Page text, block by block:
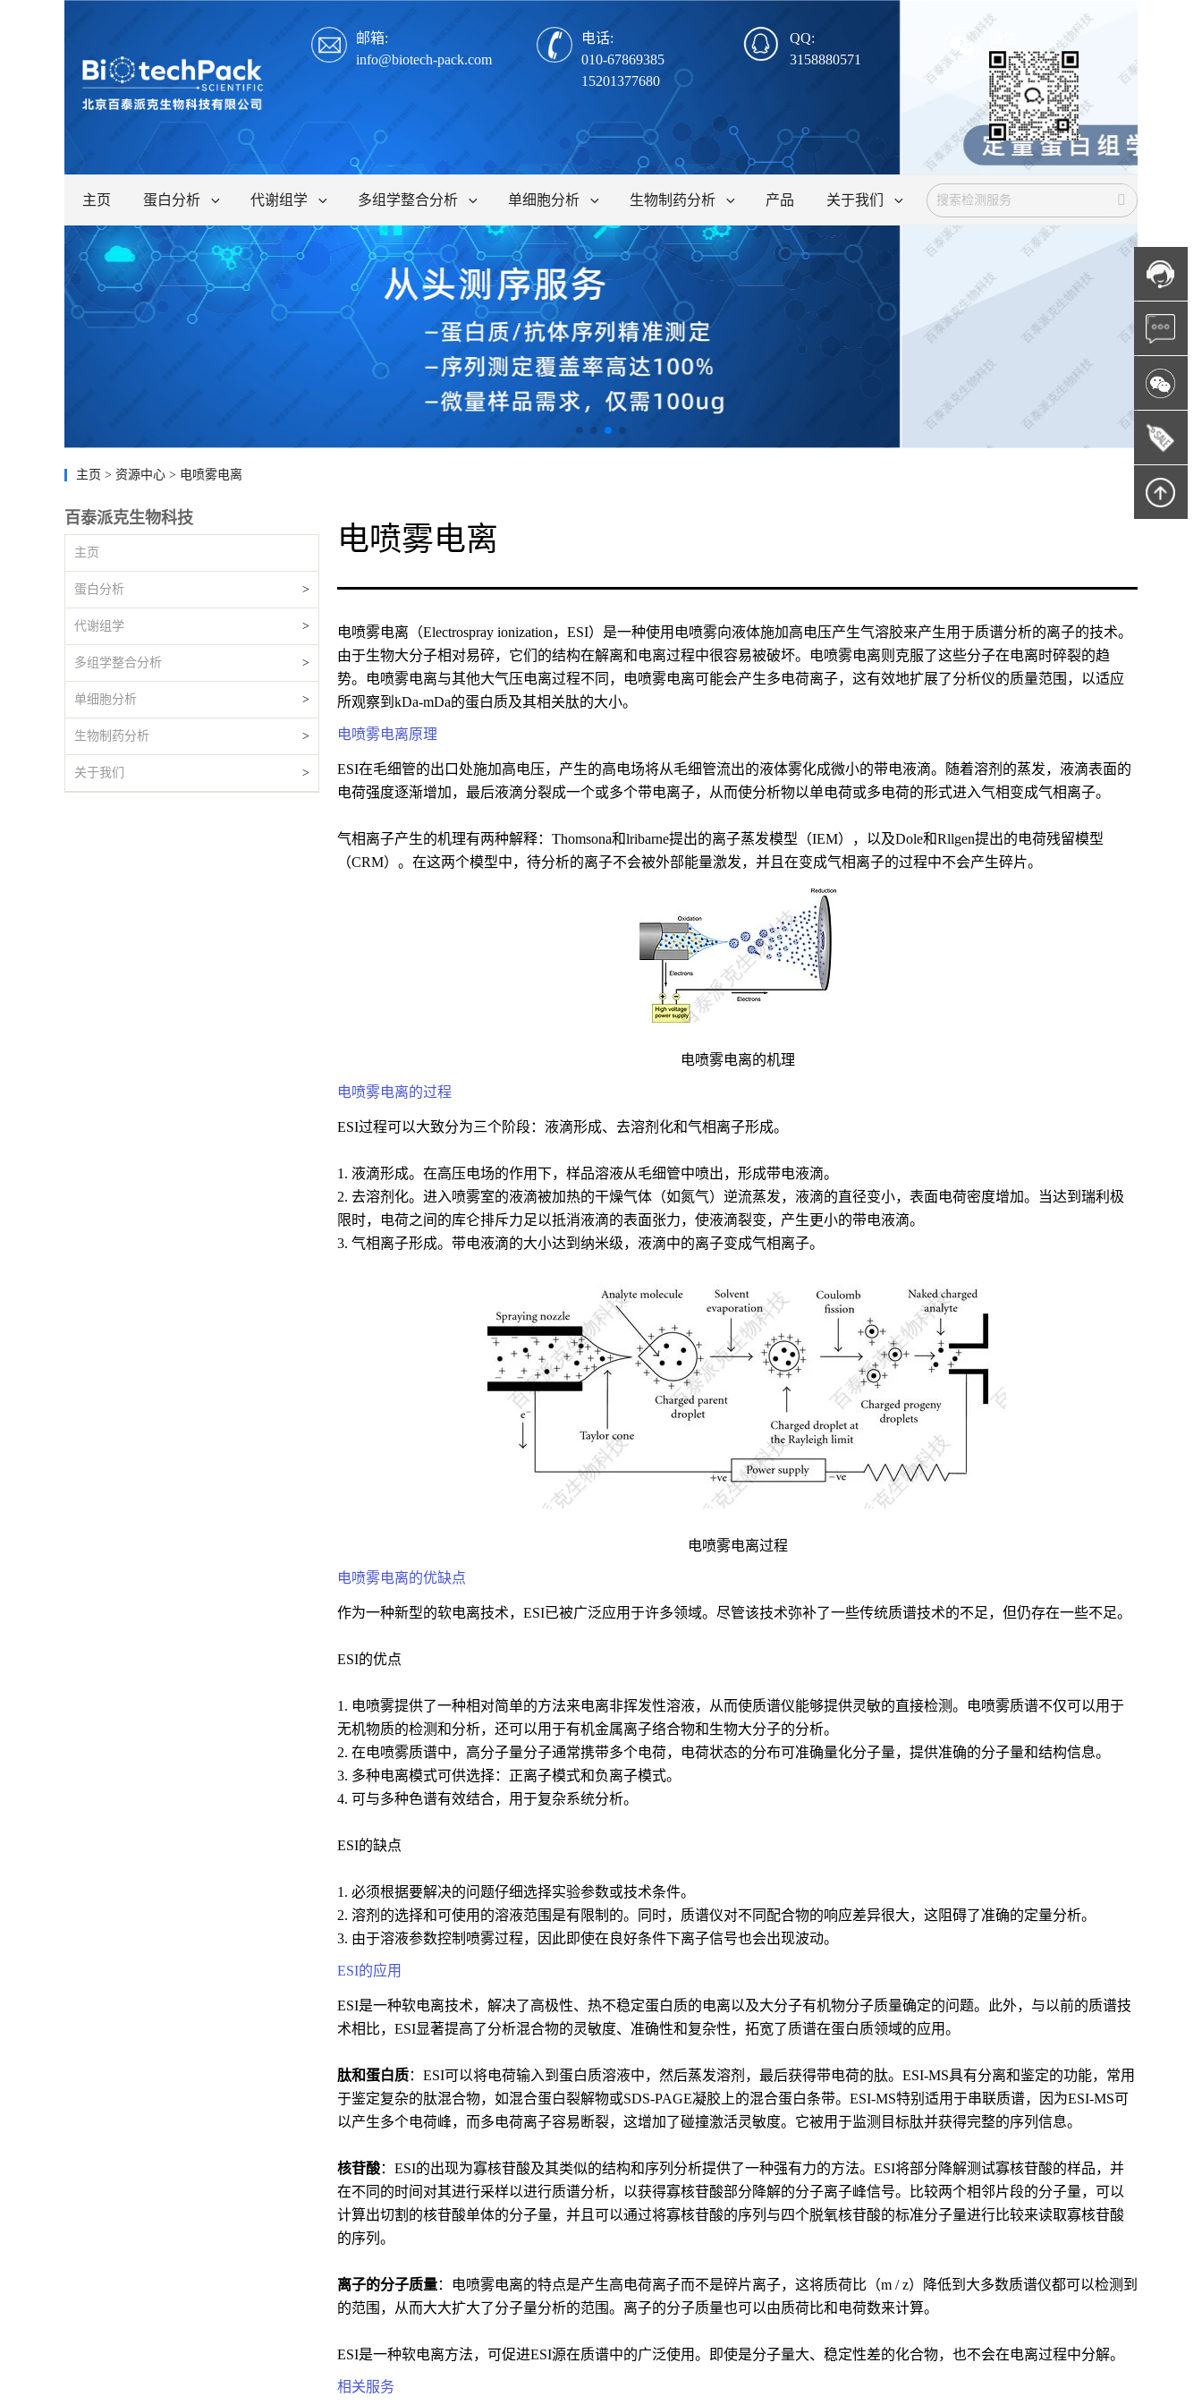
邮箱:
info@biotech-pack.com
电话:
010-67869385
15201377680
QQ:
3158880571
主页 蛋白分析 代谢组学 多组学整合分析 单细胞分析 生物制药分析 产品 关于我们
主页 > 资源中心 > 电喷雾电离
百泰派克生物科技
主页
蛋白分析 >
代谢组学 >
多组学整合分析 >
单细胞分析 >
生物制药分析 >
关于我们 >
电喷雾电离
电喷雾电离（Electrospray ionization，ESI）是一种使用电喷雾向液体施加高电压产生气溶胶来产生用于质谱分析的离子的技术。
由于生物大分子相对易碎，它们的结构在解离和电离过程中很容易被破坏。电喷雾电离则克服了这些分子在电离时碎裂的趋
势。电喷雾电离与其他大气压电离过程不同，电喷雾电离可能会产生多电荷离子，这有效地扩展了分析仪的质量范围，以适应
所观察到kDa-mDa的蛋白质及其相关肽的大小。
电喷雾电离原理
ESI在毛细管的出口处施加高电压，产生的高电场将从毛细管流出的液体雾化成微小的带电液滴。随着溶剂的蒸发，液滴表面的
电荷强度逐渐增加，最后液滴分裂成一个或多个带电离子，从而使分析物以单电荷或多电荷的形式进入气相变成气相离子。
气相离子产生的机理有两种解释：Thomsona和lribarne提出的离子蒸发模型（IEM），以及Dole和Rllgen提出的电荷残留模型
（CRM）。在这两个模型中，待分析的离子不会被外部能量激发，并且在变成气相离子的过程中不会产生碎片。
电喷雾电离的机理
电喷雾电离的过程
ESI过程可以大致分为三个阶段：液滴形成、去溶剂化和气相离子形成。
1. 液滴形成。在高压电场的作用下，样品溶液从毛细管中喷出，形成带电液滴。
2. 去溶剂化。进入喷雾室的液滴被加热的干燥气体（如氮气）逆流蒸发，液滴的直径变小，表面电荷密度增加。当达到瑞利极
限时，电荷之间的库仑排斥力足以抵消液滴的表面张力，使液滴裂变，产生更小的带电液滴。
3. 气相离子形成。带电液滴的大小达到纳米级，液滴中的离子变成气相离子。
电喷雾电离过程
电喷雾电离的优缺点
作为一种新型的软电离技术，ESI已被广泛应用于许多领域。尽管该技术弥补了一些传统质谱技术的不足，但仍存在一些不足。
ESI的优点
1. 电喷雾提供了一种相对简单的方法来电离非挥发性溶液，从而使质谱仪能够提供灵敏的直接检测。电喷雾质谱不仅可以用于
无机物质的检测和分析，还可以用于有机金属离子络合物和生物大分子的分析。
2. 在电喷雾质谱中，高分子量分子通常携带多个电荷，电荷状态的分布可准确量化分子量，提供准确的分子量和结构信息。
3. 多种电离模式可供选择：正离子模式和负离子模式。
4. 可与多种色谱有效结合，用于复杂系统分析。
ESI的缺点
1. 必须根据要解决的问题仔细选择实验参数或技术条件。
2. 溶剂的选择和可使用的溶液范围是有限制的。同时，质谱仪对不同配合物的响应差异很大，这阻碍了准确的定量分析。
3. 由于溶液参数控制喷雾过程，因此即使在良好条件下离子信号也会出现波动。
ESI的应用
ESI是一种软电离技术，解决了高极性、热不稳定蛋白质的电离以及大分子有机物分子质量确定的问题。此外，与以前的质谱技
术相比，ESI显著提高了分析混合物的灵敏度、准确性和复杂性，拓宽了质谱在蛋白质领域的应用。
肽和蛋白质：ESI可以将电荷输入到蛋白质溶液中，然后蒸发溶剂，最后获得带电荷的肽。ESI-MS具有分离和鉴定的功能，常用
于鉴定复杂的肽混合物，如混合蛋白裂解物或SDS-PAGE凝胶上的混合蛋白条带。ESI-MS特别适用于串联质谱，因为ESI-MS可
以产生多个电荷峰，而多电荷离子容易断裂，这增加了碰撞激活灵敏度。它被用于监测目标肽并获得完整的序列信息。
核苷酸：ESI的出现为寡核苷酸及其类似的结构和序列分析提供了一种强有力的方法。ESI将部分降解测试寡核苷酸的样品，并
在不同的时间对其进行采样以进行质谱分析，以获得寡核苷酸部分降解的分子离子峰信号。比较两个相邻片段的分子量，可以
计算出切割的核苷酸单体的分子量，并且可以通过将寡核苷酸的序列与四个脱氧核苷酸的标准分子量进行比较来读取寡核苷酸
的序列。
离子的分子质量：电喷雾电离的特点是产生高电荷离子而不是碎片离子，这将质荷比（m / z）降低到大多数质谱仪都可以检测到
的范围，从而大大扩大了分子量分析的范围。离子的分子质量也可以由质荷比和电荷数来计算。
ESI是一种软电离方法，可促进ESI源在质谱中的广泛使用。即使是分子量大、稳定性差的化合物，也不会在电离过程中分解。
相关服务